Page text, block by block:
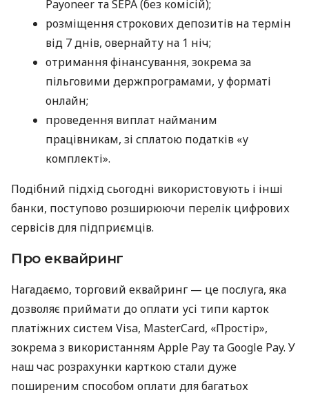
Payoneer та SEPA (без комісій);
розміщення строкових депозитів на термін
від 7 днів, овернайту на 1 ніч;
отримання фінансування, зокрема за
пільговими держпрограмами, у форматі
онлайн;
проведення виплат найманим
працівникам, зі сплатою податків «у
комплекті».
Подібний підхід сьогодні використовують і інші
банки, поступово розширюючи перелік цифрових
сервісів для підприємців.
Про еквайринг
Нагадаємо, торговий еквайринг — це послуга, яка
дозволяє приймати до оплати усі типи карток
платіжних систем Visa, MasterCard, «Простір»,
зокрема з використанням Apple Pay та Google Pay. У
наш час розрахунки карткою стали дуже
поширеним способом оплати для багатьох